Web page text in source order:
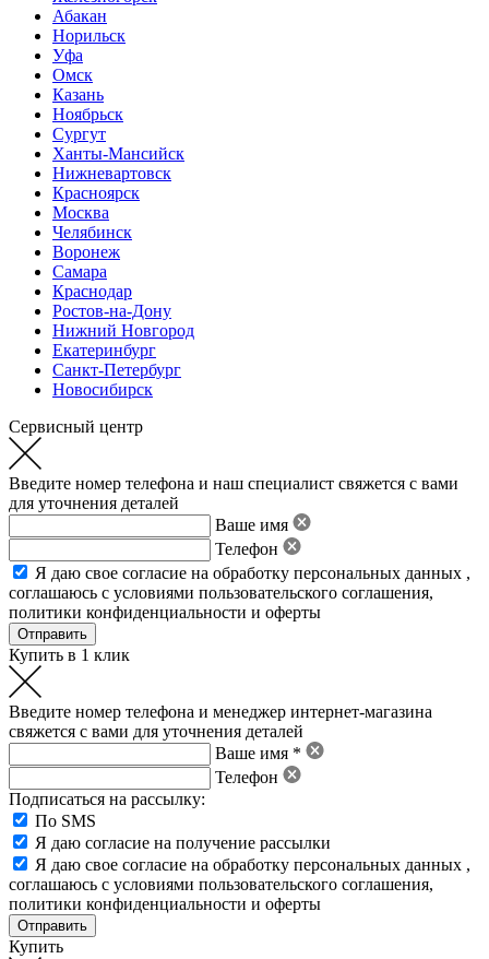
Абакан
Норильск
Уфа
Омск
Казань
Ноябрьск
Сургут
Ханты-Мансийск
Нижневартовск
Красноярск
Москва
Челябинск
Воронеж
Самара
Краснодар
Ростов-на-Дону
Нижний Новгород
Екатеринбург
Санкт-Петербург
Новосибирск
Сервисный центр
Введите номер телефона и наш специалист свяжется с вами
для уточнения деталей
Ваше имя
Телефон
Я даю свое согласие на обработку персональных данных ,
соглашаюсь с условиями пользовательского соглашения,
политики конфиденциальности и оферты
Купить в 1 клик
Введите номер телефона и менеджер интернет-магазина
свяжется с вами для уточнения деталей
Ваше имя *
Телефон
Подписаться на рассылку:
По SMS
Я даю согласие на получение рассылки
Я даю свое согласие на обработку персональных данных ,
соглашаюсь с условиями пользовательского соглашения,
политики конфиденциальности и оферты
Купить